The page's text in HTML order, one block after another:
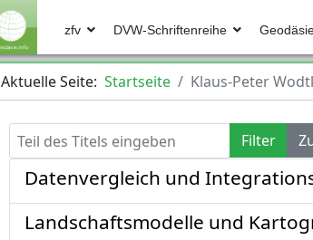
zfv DVW-Schriftenreihe
Aktuelle Seite: Startseite Klaus-Peter
Teil des Titels eingeben Filter
Datenvergleich und
Landschaftsmodelle und